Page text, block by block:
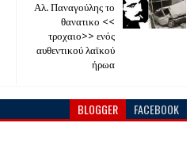
Αλ. Παναγούλης το
θανατικο <<
τροχαιο>> ενός
αυθεντικού λαϊκού
ήρωα
BLOGGER FACEBOOK